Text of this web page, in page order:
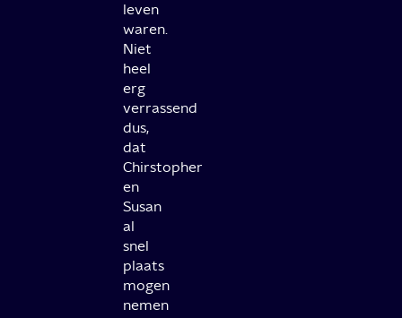
leven
waren.
Niet
heel
erg
verrassend
dus,
dat
Chirstopher
en
Susan
al
snel
plaats
mogen
nemen